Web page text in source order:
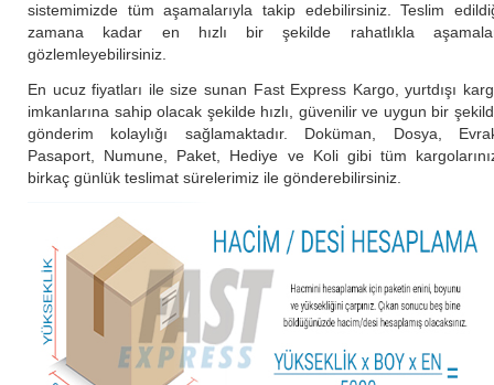
sistemimizde tüm aşamalarıyla takip edebilirsiniz. Teslim
zamana kadar en hızlı bir şekilde rahatlıkla
gözlemleyebilirsiniz.
En ucuz fiyatları ile size sunan Fast Express Kargo, yurtdışı
imkanlarına sahip olacak şekilde hızlı, güvenilir ve uygun bir
gönderim kolaylığı sağlamaktadır. Doküman, Dosya,
Pasaport, Numune, Paket, Hediye ve Koli gibi tüm
birkaç günlük teslimat sürelerimiz ile gönderebilirsiniz.